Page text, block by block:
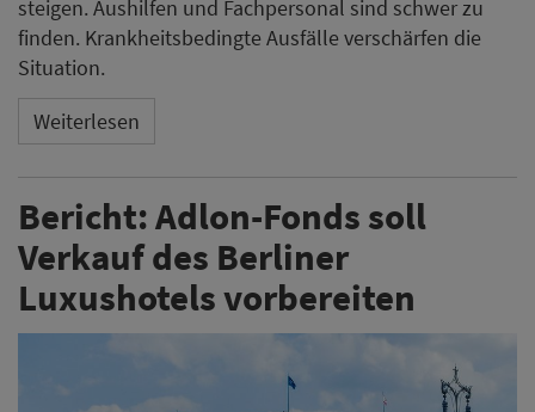
steigen. Aushilfen und Fachpersonal sind schwer zu
finden. Krankheitsbedingte Ausfälle verschärfen die
Situation.
Weiterlesen
Bericht: Adlon-Fonds soll
Verkauf des Berliner
Luxushotels vorbereiten